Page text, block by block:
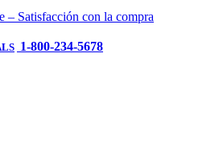
– Satisfacción con la compra
1-800-234-5678